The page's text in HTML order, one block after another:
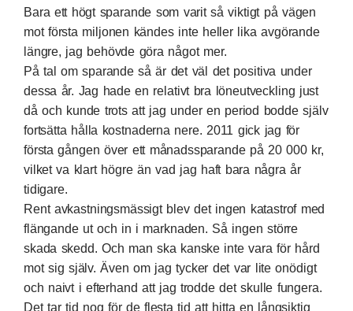
Bara ett högt sparande som varit så viktigt på vägen
mot första miljonen kändes inte heller lika avgörande
längre, jag behövde göra något mer.
På tal om sparande så är det väl det positiva under
dessa år. Jag hade en relativt bra löneutveckling just
då och kunde trots att jag under en period bodde själv
fortsätta hålla kostnaderna nere. 2011 gick jag för
första gången över ett månadssparande på 20 000 kr,
vilket va klart högre än vad jag haft bara några år
tidigare.
Rent avkastningsmässigt blev det ingen katastrof med
flängande ut och in i marknaden. Så ingen större
skada skedd. Och man ska kanske inte vara för hård
mot sig själv. Även om jag tycker det var lite onödigt
och naivt i efterhand att jag trodde det skulle fungera.
Det tar tid nog för de flesta tid att hitta en långsiktig